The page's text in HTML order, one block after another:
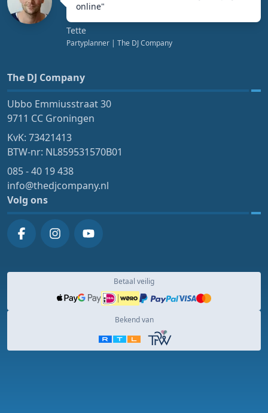
online"
Tette
Partyplanner | The DJ Company
The DJ Company
Ubbo Emmiusstraat 30
9711 CC Groningen
KvK: 73421413
BTW-nr: NL859531570B01
085 - 40 19 438
info@thedjcompany.nl
Volg ons
Betaal veilig
Bekend van